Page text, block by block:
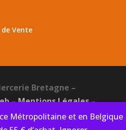
Métropolitaine et en Belgique
Vente
Bretagne –
–Mentions Légales–